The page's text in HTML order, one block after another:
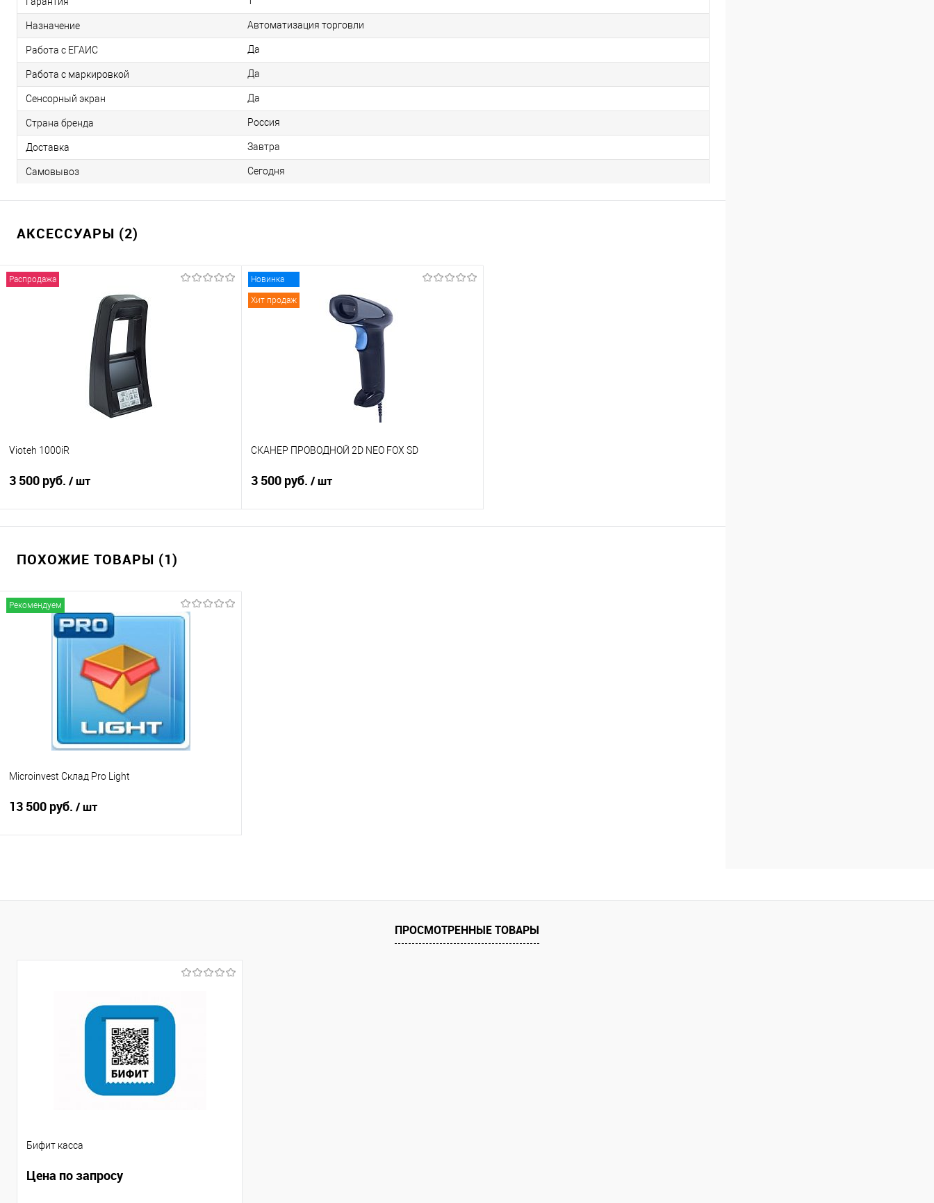
Назначение Автоматизация торговли
Работа с ЕГАИС Да
Работа с маркировкой Да
Сенсорный экран Да
Страна бренда Россия
Доставка Завтра
Самовывоз Сегодня
АКСЕССУАРЫ (2)
Распродажа
Vioteh 1000iR
3 500 руб. / шт
В избранное
Под заказ
Новинка
Хит продаж
СКАНЕР ПРОВОДНОЙ 2D NEO FOX SD
3 500 руб. / шт
ПОХОЖИЕ ТОВАРЫ (1)
Рекомендуем
Microinvest Склад Pro Light
13 500 руб. / шт
Купить в 1 клик
Сравнение
ПРОСМОТРЕННЫЕ ТОВАРЫ
Бифит касса
Цена по запросу